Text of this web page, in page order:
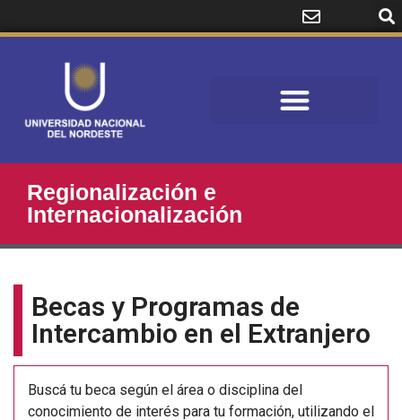
Regionalización e
Internacionalización
Becas y Programas de
Intercambio en el Extranjero
Buscá tu beca según el área o disciplina del
conocimiento de interés para tu formación, utilizando el